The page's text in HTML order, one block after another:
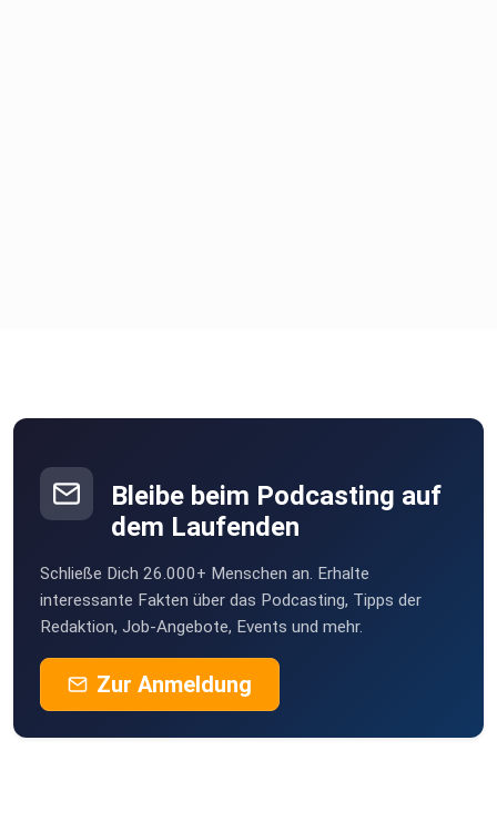
Bleibe beim Podcasting auf
dem Laufenden
Schließe Dich 26.000+ Menschen an. Erhalte
interessante Fakten über das Podcasting, Tipps der
Redaktion, Job-Angebote, Events und mehr.
Zur Anmeldung